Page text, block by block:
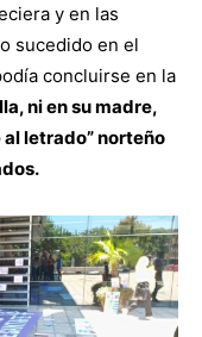
y en las
sucedido en el
concluirse en la
ni en su madre,
letrado” norteño